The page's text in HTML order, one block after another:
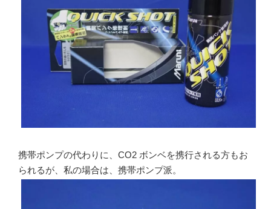
携帯ポンプの代わりに、CO2 ボンベを携行される方もお
られるが、私の場合は、携帯ポンプ派。